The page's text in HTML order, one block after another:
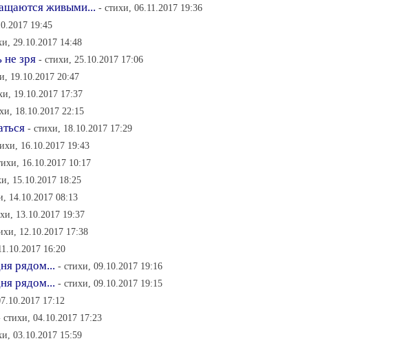
живыми... - стихи, 06.11.2017 19:36
19:45
29.10.2017 14:48
зря - стихи, 25.10.2017 17:06
19.10.2017 20:47
19.10.2017 17:37
18.10.2017 22:15
- стихи, 18.10.2017 17:29
16.10.2017 19:43
16.10.2017 10:17
15.10.2017 18:25
14.10.2017 08:13
13.10.2017 19:37
12.10.2017 17:38
16:20
рядом... - стихи, 09.10.2017 19:16
рядом... - стихи, 09.10.2017 19:15
17:12
стихи, 04.10.2017 17:23
03.10.2017 15:59